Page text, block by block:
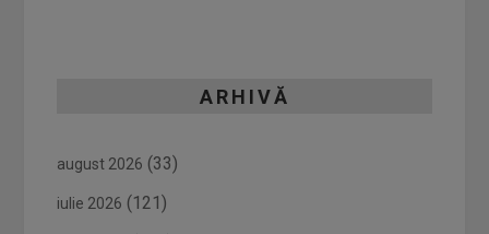
ARHIVĂ
august 2026 (33)
iulie 2026 (121)